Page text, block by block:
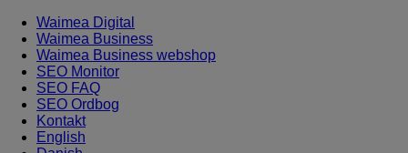
Waimea Digital
Waimea Business
Waimea Business webshop
SEO Monitor
SEO FAQ
SEO Ordbog
Kontakt
English